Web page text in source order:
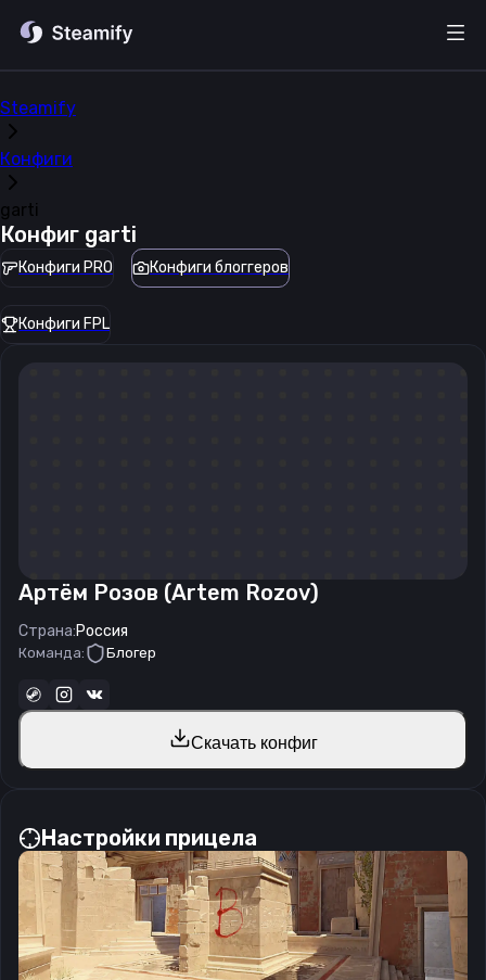
Steamify
Конфиги
garti
Конфиг garti
Конфиги PRO Конфиги блоггеров
Конфиги FPL
Артём Розов (Artem Rozov)
Страна:Россия
Команда: Блогер
Скачать конфиг
Настройки прицела